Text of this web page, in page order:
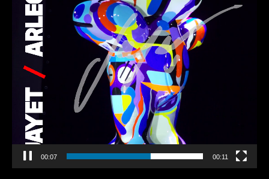
00:11 00:11